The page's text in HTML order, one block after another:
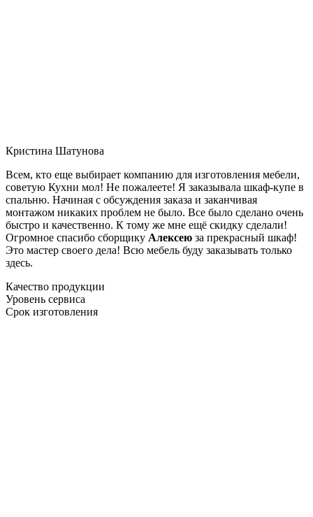
Кристина Шатунова
Всем, кто еще выбирает компанию для изготовления мебели,
советую Кухни мол! Не пожалеете! Я заказывала шкаф-купе в
спальню. Начиная с обсуждения заказа и заканчивая
монтажом никаких проблем не было. Все было сделано очень
быстро и качественно. К тому же мне ещё скидку сделали!
Огромное спасибо сборщику Алексею за прекрасный шкаф!
Это мастер своего дела! Всю мебель буду заказывать только
здесь.
Качество продукции
Уровень сервиса
Срок изготовления